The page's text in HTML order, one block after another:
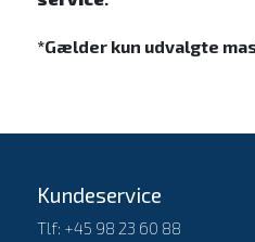
*Gælder kun udvalgte
Kundeservice
Tlf: +45 98 23 60 88